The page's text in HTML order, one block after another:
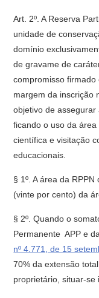
Art. 2º. A Reserva
unidade de
domínio
de gravame de
compromisso
margem da inscrição
objetivo de assegurar
ficando o uso da
científica e visitação
educacionais.
§ 1º. A área da
(vinte por cento) da
§ 2º. Quando o
Permanente  APP e
nº 4.771, de 15
70% da extensão
proprietário, situar-se